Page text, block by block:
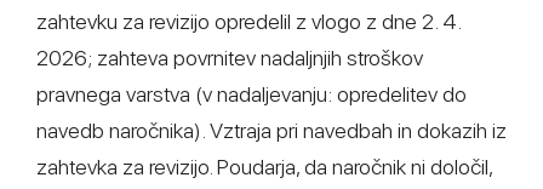
zahtevku za revizijo opredelil z vlogo z dne 2. 4.
2026; zahteva povrnitev nadaljnjih stroškov
pravnega varstva (v nadaljevanju: opredelitev do
navedb naročnika). Vztraja pri navedbah in dokazih iz
zahtevka za revizijo. Poudarja, da naročnik ni določil,